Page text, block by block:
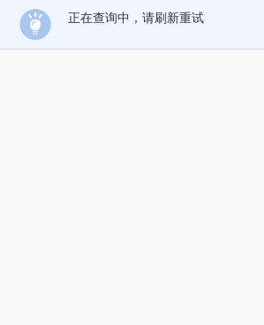
正在查询中，请刷新重试